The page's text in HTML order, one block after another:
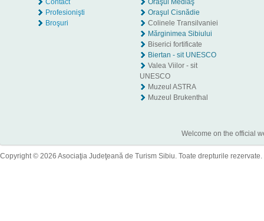
Contact
Profesionişti
Broşuri
Oraşul Mediaş
Oraşul Cisnădie
Colinele Transilvaniei
Mărginimea Sibiului
Biserici fortificate
Biertan - sit UNESCO
Valea Viilor - sit
UNESCO
Muzeul ASTRA
Muzeul Brukenthal
Welcome on the official
Copyright © 2026 Asociaţia Judeţeană de Turism Sibiu. Toate drepturile rezervate.